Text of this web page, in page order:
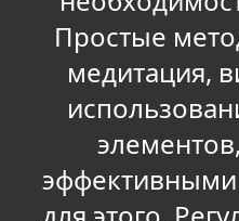
Простые
медитация,